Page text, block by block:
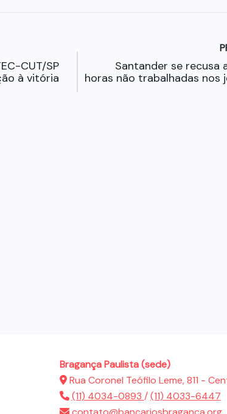
CUT/SP
à vitória
Santander se recusa
horas não trabalhadas nos
Bragança Paulista (sede)
Rua Coronel Teófilo Leme, 811 -
(11) 4034-0893 /(11) 4033-6447